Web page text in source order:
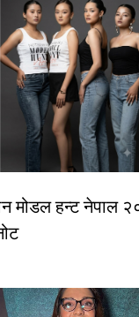
मोडल हन्ट नेपाल